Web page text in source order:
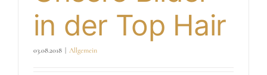
SHOP
in der Top Hair
03.08.2018 Allgemein